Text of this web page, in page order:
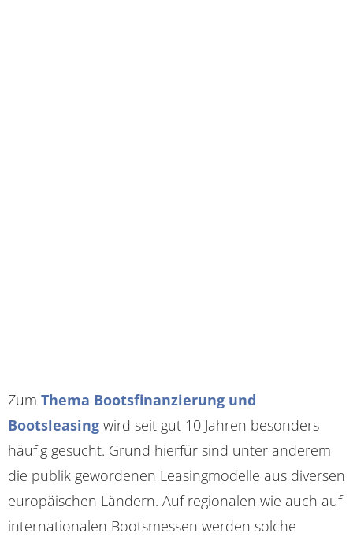
Zum Thema Bootsfinanzierung und
Bootsleasing wird seit gut 10 Jahren besonders
häufig gesucht. Grund hierfür sind unter anderem
die publik gewordenen Leasingmodelle aus diversen
europäischen Ländern. Auf regionalen wie auch auf
internationalen Bootsmessen werden solche